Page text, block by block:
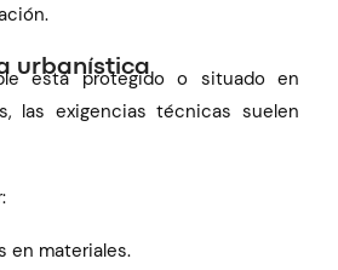
urbanística
está protegido o situado en
las exigencias técnicas suelen
en materiales.